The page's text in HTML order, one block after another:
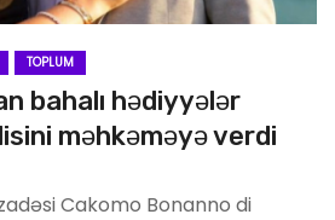
TOPLUM
bahalı hədiyyələr
məhkəməyə verdi
Cakomo Bonanno di